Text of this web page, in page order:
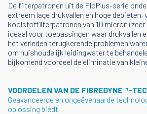
De filterpatronen uit de FloPlus-serie
extreem lage drukvallen en hoge debieten,
koolstoffilterpatronen van 10 micron (zeer
ideaal voor toepassingen waar drukvallen
het verleden terugkerende problemen
om huishoudelijk leidingwater te
bijkomend voordeel de eliminatie van
VOORDELEN VAN DE FIBREDYNE™-
Geavanceerde en ongeëvenaarde
oplossing biedt